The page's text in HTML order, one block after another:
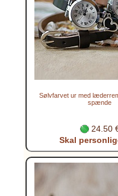
Sølvfarvet ur med
spænde
24.50
Skal